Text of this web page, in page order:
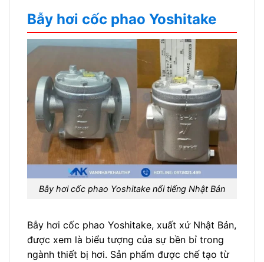
Bẫy hơi cốc phao Yoshitake
Bẫy hơi cốc phao Yoshitake nổi tiếng Nhật Bản
Bẫy hơi cốc phao Yoshitake, xuất xứ Nhật Bản,
được xem là biểu tượng của sự bền bỉ trong
ngành thiết bị hơi. Sản phẩm được chế tạo từ